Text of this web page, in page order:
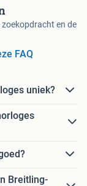
en de
FAQ
uniek?
Breitling-